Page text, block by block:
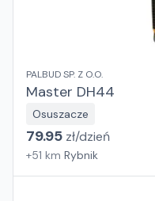
PALBUD SP. Z O.O.
Master DH44
Osuszacze
79.95 zł/dzień
+51 km Rybnik